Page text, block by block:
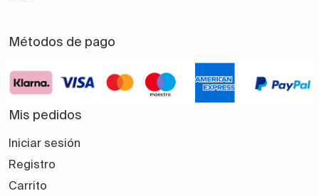
Métodos de pago
Mis pedidos
Iniciar sesión
Registro
Carrito